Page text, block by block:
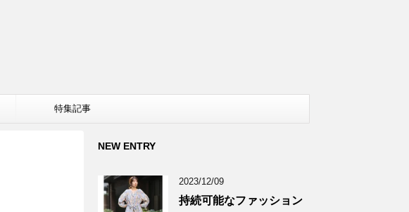
特集記事
NEW ENTRY
2023/12/09
持続可能なファッション